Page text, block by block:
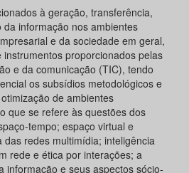
à geração, transferência,
informação nos ambientes
e da sociedade em geral,
proporcionados pelas
e da comunicação (TIC), tendo
os subsídios metodológicos e
de ambientes
que se refere às questões dos
tempo; espaço virtual e
das redes multimídia; inteligência
rede e ética por interações; a
informação e seus aspectos sócio-